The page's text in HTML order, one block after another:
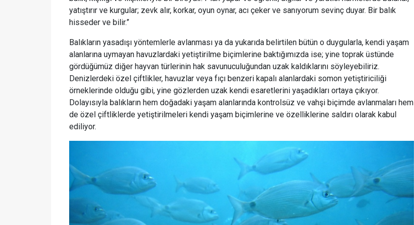
yatıştırır ve kurgular; zevk alır, korkar, oyun oynar, acı çeker ve sanıyorum sevinç duyar. Bir balık
hisseder ve bilir.”
Balıkların yasadışı yöntemlerle avlanması ya da yukarıda belirtilen bütün o duygularla, kendi yaşam
alanlarına uymayan havuzlardaki yetiştirilme biçimlerine baktığımızda ise; yine toprak üstünde
gördüğümüz diğer hayvan türlerinin hak savunuculuğundan uzak kaldıklarını söyleyebiliriz.
Denizlerdeki özel çiftlikler, havuzlar veya fıçı benzeri kapalı alanlardaki somon yetiştiriciliği
örneklerinde olduğu gibi, yine gözlerden uzak kendi esaretlerini yaşadıkları ortaya çıkıyor.
Dolayısıyla balıkların hem doğadaki yaşam alanlarında kontrolsüz ve vahşi biçimde avlanmaları hem
de özel çiftliklerde yetiştirilmeleri kendi yaşam biçimlerine ve özelliklerine saldırı olarak kabul
ediliyor.